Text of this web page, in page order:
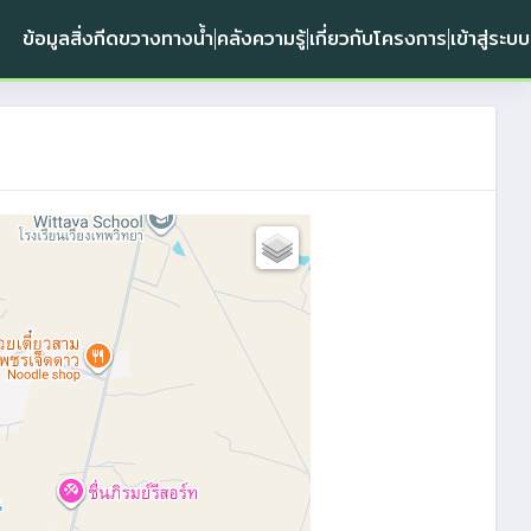
ข้อมูลสิ่งกีดขวางทางน้ำ คลังความรู้เกี่ยวกับโครงการ เข้าสู่ระบบ